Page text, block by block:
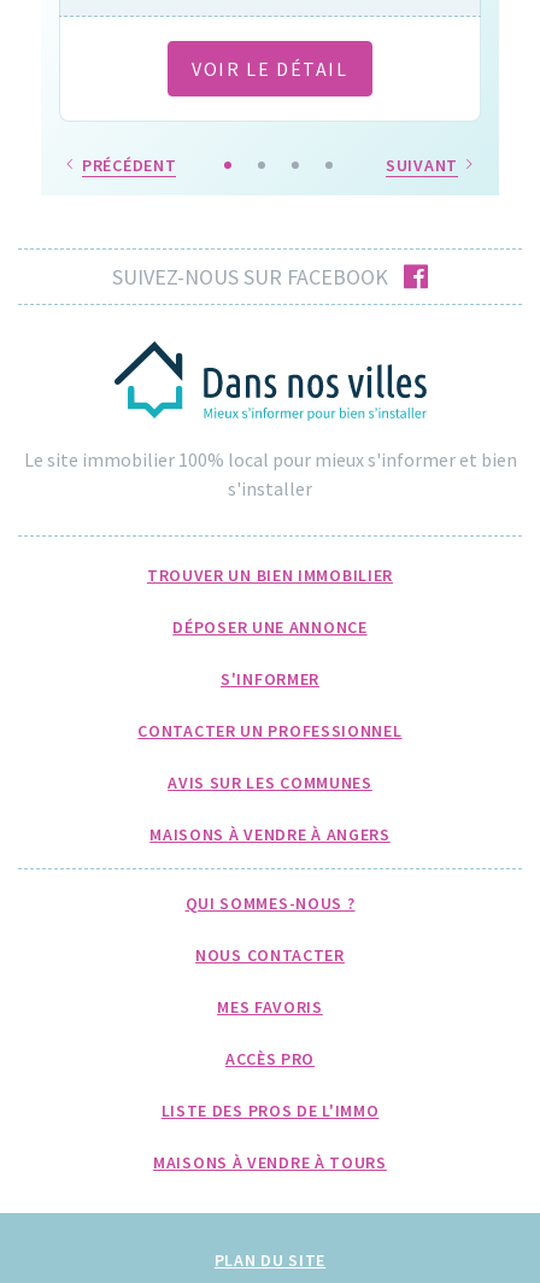
VOIR LE DÉTAIL
PRÉCÉDENT SUIVANT
SUIVEZ-NOUS SUR FACEBOOK facebook
Le site immobilier 100% local pour mieux s'informer et bien
s'installer
TROUVER UN BIEN IMMOBILIER
DÉPOSER UNE ANNONCE
S'INFORMER
CONTACTER UN PROFESSIONNEL
AVIS SUR LES COMMUNES
MAISONS À VENDRE À ANGERS
QUI SOMMES-NOUS ?
NOUS CONTACTER
MES FAVORIS
ACCÈS PRO
LISTE DES PROS DE L'IMMO
MAISONS À VENDRE À TOURS
PLAN DU SITE